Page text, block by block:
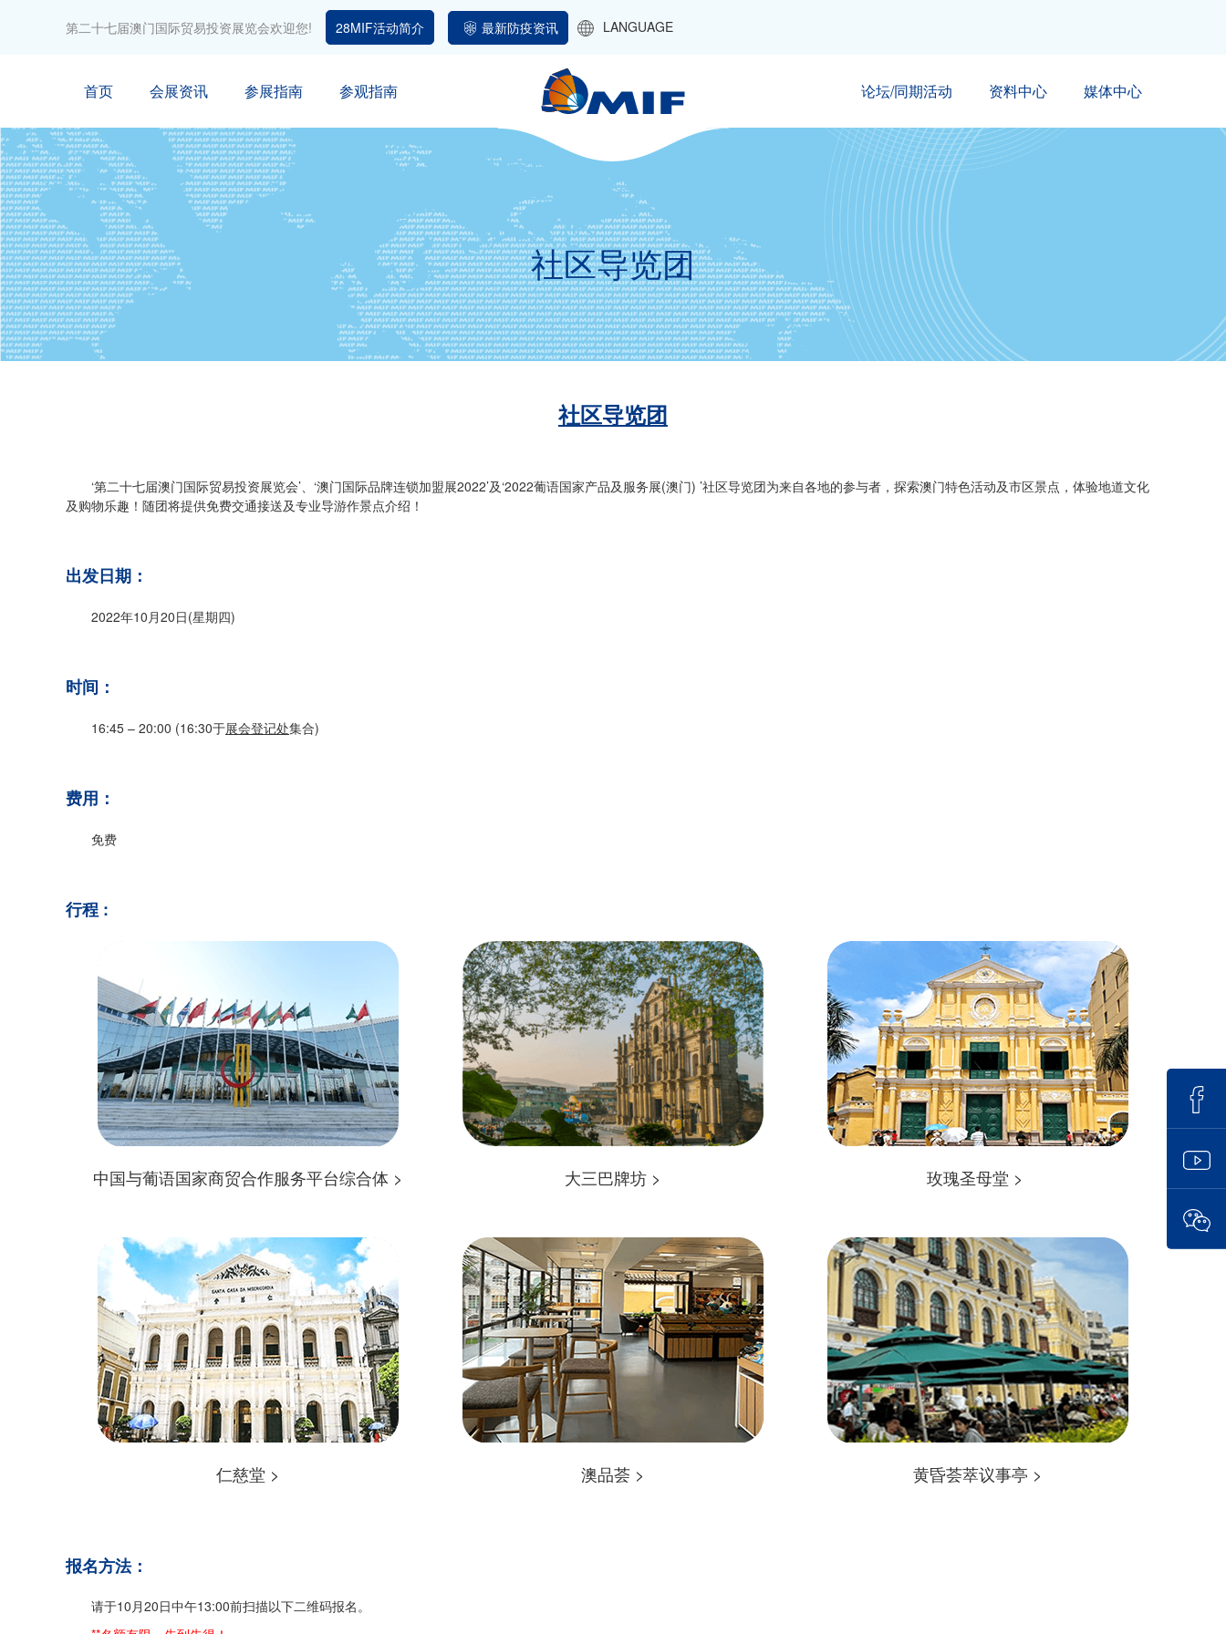
第二十七届澳门国际贸易投资展览会欢迎您! 28MIF活动简介 最新防疫资讯 LANGUAGE
首页 会展资讯 参展指南 参观指南 论坛/同期活动 资料中心 媒体中心
社区导览团
社区导览团
‘第二十七届澳门国际贸易投资展览会’、‘澳门国际品牌连锁加盟展2022’及‘2022葡语国家产品及服务展(澳门) ’社区导览团为来自各地的参与者，探索澳门特色活动及市区景点，体验地道文化
及购物乐趣！随团将提供免费交通接送及专业导游作景点介绍！
出发日期：
2022年10月20日(星期四)
时间：
16:45 – 20:00 (16:30于展会登记处集合)
费用：
免费
行程 :
中国与葡语国家商贸合作服务平台综合体 > 大三巴牌坊 > 玫瑰圣母堂 >
仁慈堂 > 澳品荟 > 黄昏荟萃议事亭 >
报名方法：
请于10月20日中午13:00前扫描以下二维码报名。